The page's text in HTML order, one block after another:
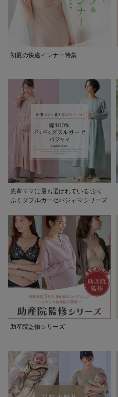
初夏の快適インナー特集
先輩ママに最も選ばれている!ぷく
ぷくダブルガーゼパジャマシリーズ
助産院監修シリーズ